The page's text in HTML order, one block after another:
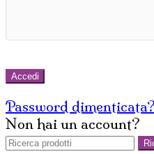
Accedi
Password dimenticata?
Non hai un account?
Cerca: